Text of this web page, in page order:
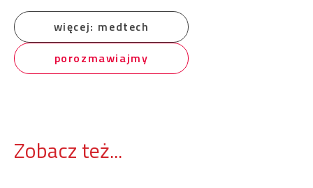
więcej: medtech
porozmawiajmy
Zobacz też...